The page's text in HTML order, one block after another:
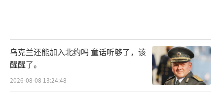
乌克兰还能加入北约吗 童话听够了，该
醒醒了。
2026-08-08 13:24:48